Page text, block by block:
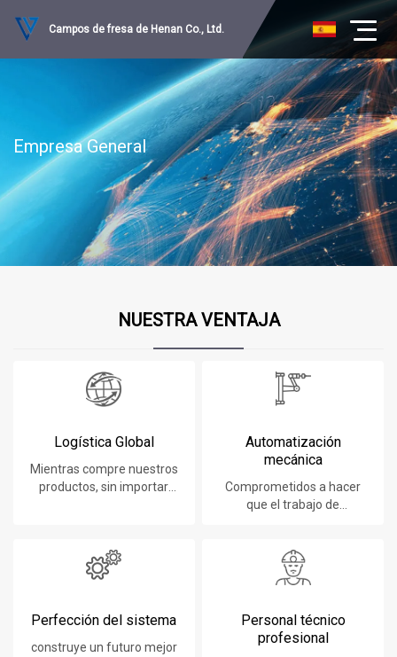
Campos de fresa de Henan Co., Ltd.
Empresa General
NUESTRA VENTAJA
Logística Global
Mientras compre nuestros
productos, sin importar
Automatización
mecánica
Comprometidos a hacer
que el trabajo de
Perfección del sistema
construye un futuro mejor
Personal técnico
profesional